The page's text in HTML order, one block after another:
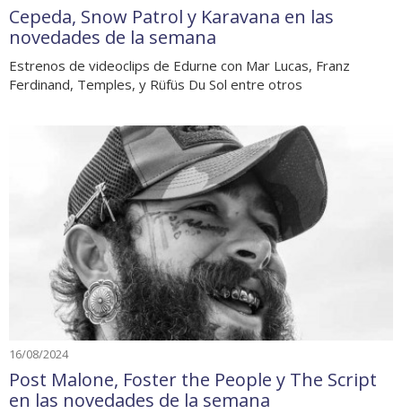
Cepeda, Snow Patrol y Karavana en las
novedades de la semana
Estrenos de videoclips de Edurne con Mar Lucas, Franz
Ferdinand, Temples, y Rüfüs Du Sol entre otros
16/08/2024
Post Malone, Foster the People y The Script
en las novedades de la semana